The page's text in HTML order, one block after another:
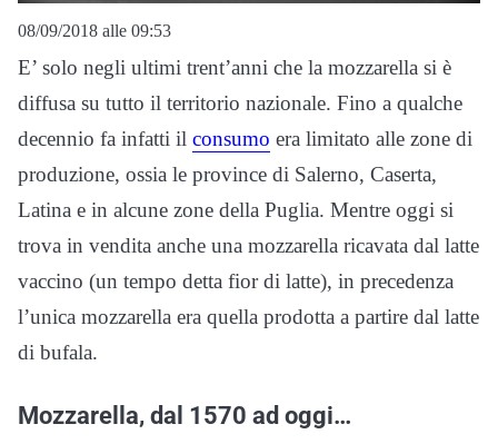
08/09/2018 alle 09:53
E’ solo negli ultimi trent’anni che la mozzarella si è
diffusa su tutto il territorio nazionale. Fino a qualche
decennio fa infatti il consumo era limitato alle zone di
produzione, ossia le province di Salerno, Caserta,
Latina e in alcune zone della Puglia. Mentre oggi si
trova in vendita anche una mozzarella ricavata dal latte
vaccino (un tempo detta fior di latte), in precedenza
l’unica mozzarella era quella prodotta a partire dal latte
di bufala.
Mozzarella, dal 1570 ad oggi…